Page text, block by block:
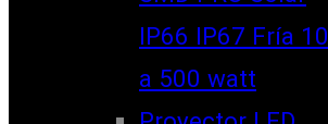
IP66 IP67 Fría 10
a 500 watt